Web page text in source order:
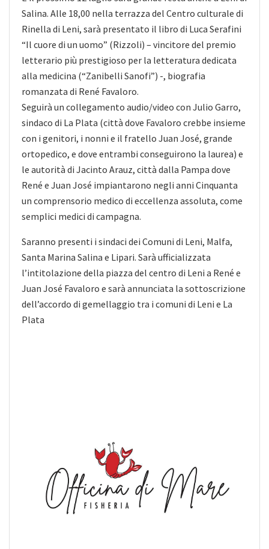
Salina. Alle 18,00 nella terrazza del Centro culturale di
Rinella di Leni, sarà presentato il libro di Luca Serafini
“Il cuore di un uomo” (Rizzoli) – vincitore del premio
letterario più prestigioso per la letteratura dedicata
alla medicina (“Zanibelli Sanofi”) -, biografia
romanzata di René Favaloro.
Seguirà un collegamento audio/video con Julio Garro,
sindaco di La Plata (città dove Favaloro crebbe insieme
con i genitori, i nonni e il fratello Juan José, grande
ortopedico, e dove entrambi conseguirono la laurea) e
le autorità di Jacinto Arauz, città dalla Pampa dove
René e Juan José impiantarono negli anni Cinquanta
un comprensorio medico di eccellenza assoluta, come
semplici medici di campagna.
Saranno presenti i sindaci dei Comuni di Leni, Malfa,
Santa Marina Salina e Lipari. Sarà ufficializzata
l’intitolazione della piazza del centro di Leni a René e
Juan José Favaloro e sarà annunciata la sottoscrizione
dell’accordo di gemellaggio tra i comuni di Leni e La
Plata